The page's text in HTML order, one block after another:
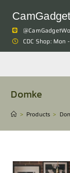
CDC Shop: Mon
Domke
> Products >